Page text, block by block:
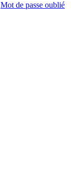
Mot de passe oublié